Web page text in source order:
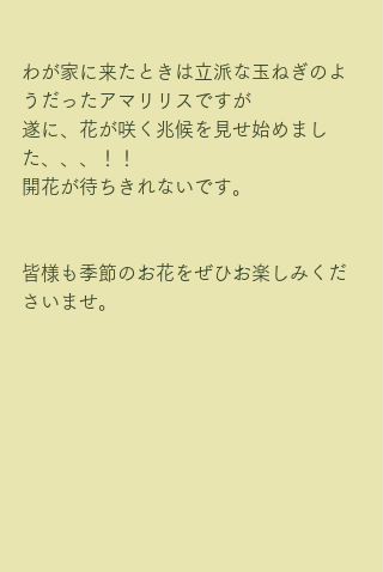
わが家に来たときは立派な玉ねぎのよ
うだったアマリリスですが
遂に、花が咲く兆候を見せ始めまし
た、、、！！
開花が待ちきれないです。
皆様も季節のお花をぜひお楽しみくだ
さいませ。